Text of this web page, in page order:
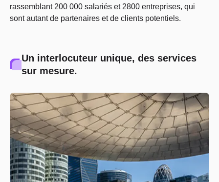
rassemblant 200 000 salariés et 2800 entreprises, qui
sont autant de partenaires et de clients potentiels.
Un interlocuteur unique, des services
sur mesure.